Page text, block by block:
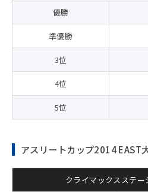
優勝
準優勝
3位
4位
5位
アスリートカップ2014 EAST
クライマックスステ